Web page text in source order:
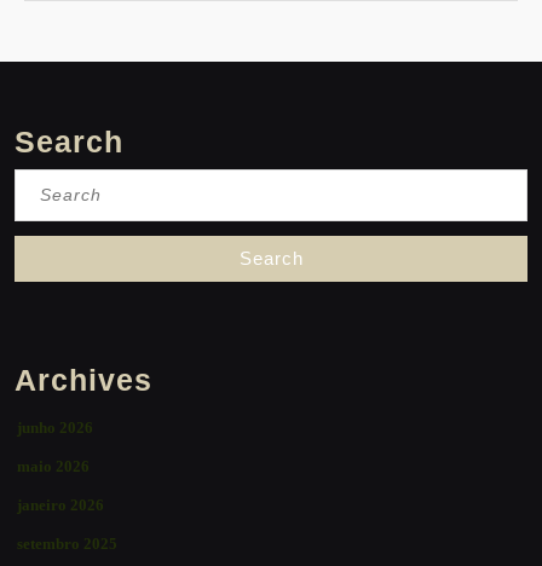
Search
Archives
junho 2026
maio 2026
janeiro 2026
setembro 2025